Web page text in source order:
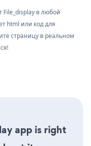
в любой
html или код для
страницу в реальном
app is right